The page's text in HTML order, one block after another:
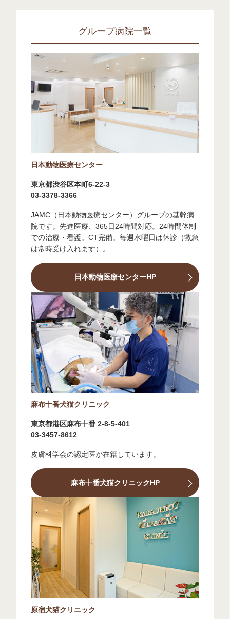
グループ病院一覧
日本動物医療センター
東京都渋谷区本町6-22-3
03-3378-3366
JAMC（日本動物医療センター）グループの基幹病
院です。先進医療、365日24時間対応。24時間体制
での治療・看護。CT完備。毎週水曜日は休診（救急
は常時受け入れます）。
日本動物医療センターHP
麻布十番犬猫クリニック
東京都港区麻布十番 2-8-5-401
03-3457-8612
皮膚科学会の認定医が在籍しています。
麻布十番犬猫クリニックHP
原宿犬猫クリニック